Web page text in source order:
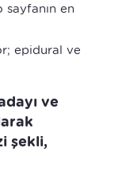
en
epidural ve
ve
şekli,